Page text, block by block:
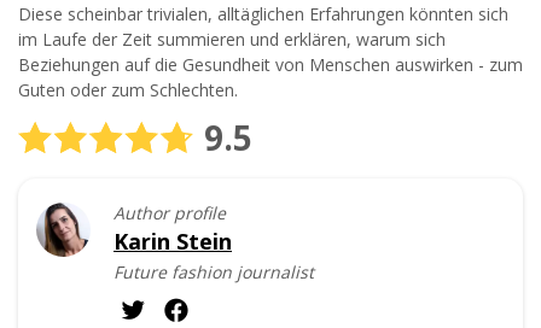
Diese scheinbar trivialen, alltäglichen Erfahrungen könnten sich
im Laufe der Zeit summieren und erklären, warum sich
Beziehungen auf die Gesundheit von Menschen auswirken - zum
Guten oder zum Schlechten.
9.5
Author profile
Karin Stein
Future fashion journalist